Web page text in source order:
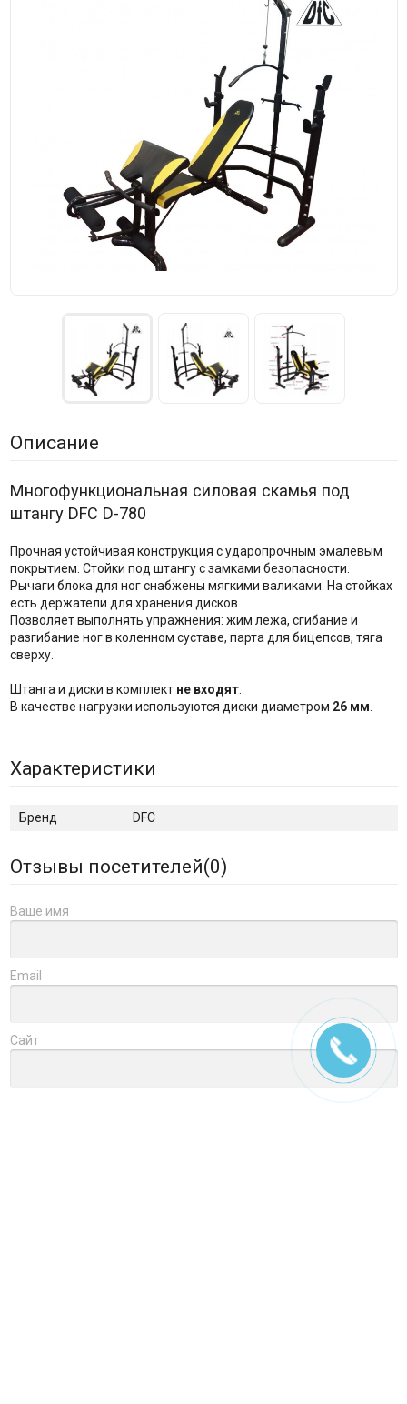
Описание
Многофункциональная силовая скамья под
штангу DFC D-780
Прочная устойчивая конструкция с ударопрочным эмалевым
покрытием. Стойки под штангу с замками безопасности.
Рычаги блока для ног снабжены мягкими валиками. На стойках
есть держатели для хранения дисков.
Позволяет выполнять упражнения: жим лежа, сгибание и
разгибание ног в коленном суставе, парта для бицепсов, тяга
сверху.
Штанга и диски в комплект не входят.
В качестве нагрузки используются диски диаметром 26 мм
Характеристики
Бренд DFC
Отзывы посетителей(0)
Ваше имя
Email
Сайт